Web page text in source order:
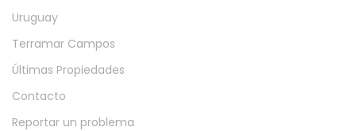
Uruguay
Terramar Campos
Últimas Propiedades
Contacto
Reportar un problema